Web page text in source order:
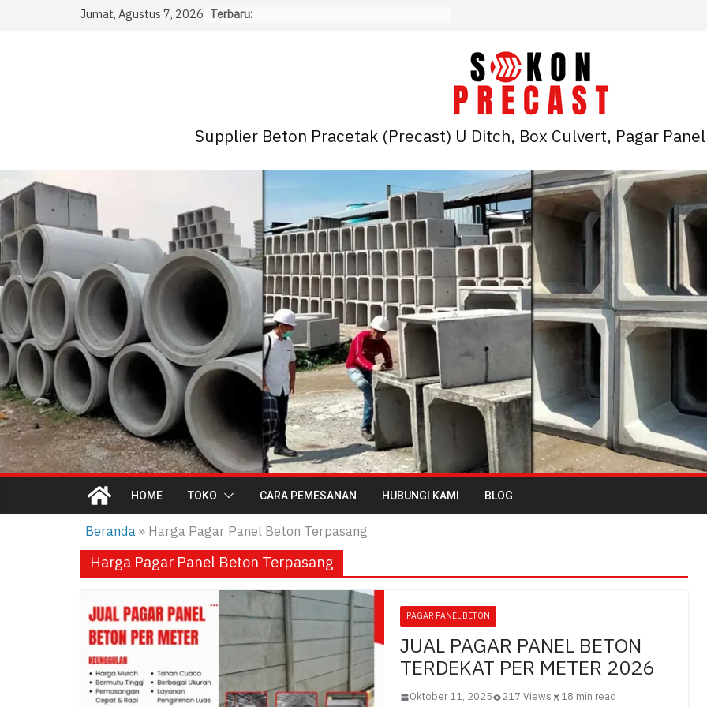
Jumat, Agustus 7, 2026 Terbaru:
Supplier Beton Pracetak (Precast) U Ditch, Box Culvert, Pagar
HOME TOKO CARA PEMESANAN HUBUNGI KAMI BLOG
Beranda» Harga Pagar Panel Beton Terpasang
Harga Pagar Panel Beton Terpasang
PAGAR PANEL BETON
JUAL PAGAR PANEL BETON
TERDEKAT PER METER 2026
Oktober 11, 2025 217 Views 18 min read